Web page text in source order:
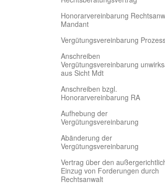
Honorarvereinbarung
Mandant
Vergütungsvereinbarung
Anschreiben
Vergütungsvereinbarung
aus Sicht Mdt
Anschreiben bzgl.
Honorarvereinbarung RA
Aufhebung der
Vergütungsvereinbarung
Abänderung der
Vergütungsvereinbarung
Vertrag über den
Einzug von Forderungen durch
Rechtsanwalt